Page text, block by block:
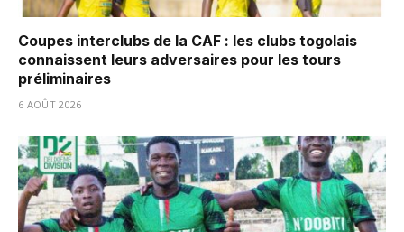
Coupes interclubs de la CAF : les clubs togolais
connaissent leurs adversaires pour les tours
préliminaires
6 AOÛT 2026